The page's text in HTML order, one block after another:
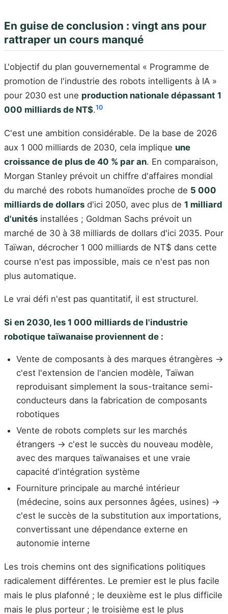
En guise de conclusion : vingt ans pour
rattraper un cours manqué
L'objectif du plan gouvernemental « Programme de
promotion de l'industrie des robots intelligents à IA »
pour 2030 est une production nationale dépassant 1
000 milliards de NT$.10
C'est une ambition considérable. De la base de 2026
aux 1 000 milliards de 2030, cela implique une
croissance de plus de 40 % par an. En comparaison,
Morgan Stanley prévoit un chiffre d'affaires mondial
du marché des robots humanoïdes proche de 5 000
milliards de dollars d'ici 2050, avec plus de 1 milliard
d'unités installées ; Goldman Sachs prévoit un
marché de 30 à 38 milliards de dollars d'ici 2035. Pour
Taïwan, décrocher 1 000 milliards de NT$ dans cette
course n'est pas impossible, mais ce n'est pas non
plus automatique.
Le vrai défi n'est pas quantitatif, il est structurel.
Si en 2030, les 1 000 milliards de l'industrie
robotique taïwanaise proviennent de :
Vente de composants à des marques étrangères →
c'est l'extension de l'ancien modèle, Taïwan
reproduisant simplement la sous-traitance semi-
conducteurs dans la fabrication de composants
robotiques
Vente de robots complets sur les marchés
étrangers → c'est le succès du nouveau modèle,
avec des marques taïwanaises et une vraie
capacité d'intégration système
Fourniture principale au marché intérieur
(médecine, soins aux personnes âgées, usines) →
c'est le succès de la substitution aux importations,
convertissant une dépendance externe en
autonomie interne
Les trois chemins ont des significations politiques
radicalement différentes. Le premier est le plus facile
mais le plus plafonné ; le deuxième est le plus difficile
mais le plus porteur ; le troisième est le plus